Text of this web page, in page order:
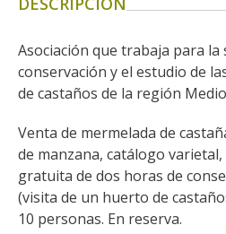
kilómetros
Los más bonitos pueblos en
Francia
Otras hermosas aldeas
El Pays des Bastides du
Rouergue
Las ciudades y países de
arte y historia
De la valle del Lot al País
Asociación que trabaja para la
conservación y el estudio de
de castaños de la región
Venta de mermelada de
de manzana, catálogo
gratuita de dos horas de
(visita de un huerto de
10 personas. En reserva.